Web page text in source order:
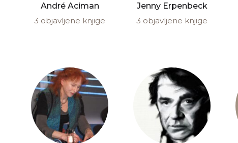
André Aciman
3 objavljene knjige
Jenny Erpenbeck
3 objavljene knjige